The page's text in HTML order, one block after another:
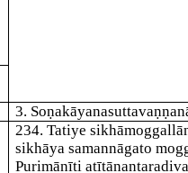
3.
234. Tatiye
sikhāya samannāgato
Purimānīti